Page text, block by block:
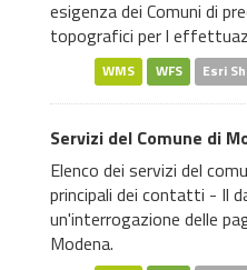
esigenza dei Comuni di
topografici per l
WMS WFS Esri
Servizi del Comune di
Elenco dei servizi del
principali dei contatti - Il
un'interrogazione delle
Modena.